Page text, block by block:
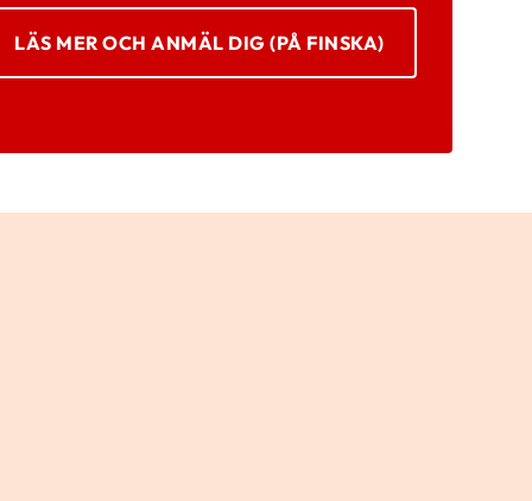
LÄS MER OCH ANMÄL DIG (PÅ FINSKA)